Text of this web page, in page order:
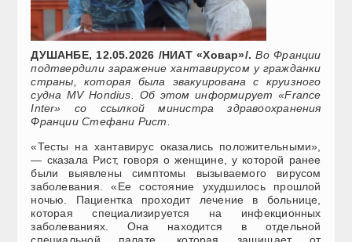
ДУШАНБЕ, 12.05.2026 /НИАТ «Ховар»/. Во Франции
подтвердили заражение хантавирусом у гражданки
страны, которая была эвакуирована с круизного
судна MV Hondius. Об этом информирует «France
Inter» со ссылкой министра здравоохранения
Франции Стефани Рист.
«Тесты на хантавирус оказались положительными»,
— сказала Рист, говоря о женщине, у которой ранее
были выявлены симптомы вызываемого вирусом
заболевания. «Ее состояние ухудшилось прошлой
ночью. Пациентка проходит лечение в больнице,
которая специализируется на инфекционных
заболеваниях. Она находится в отдельной
специальной палате, которая защищает от